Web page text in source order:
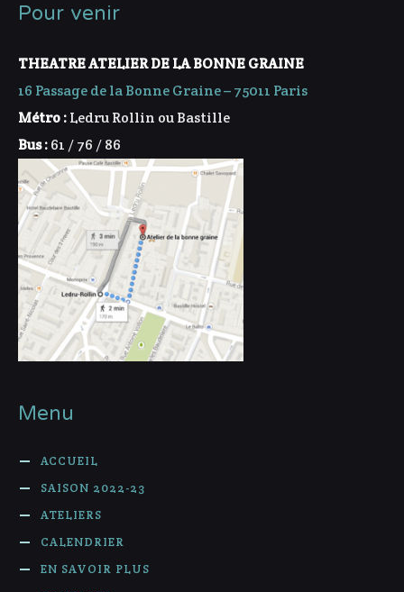
Pour venir
THEATRE ATELIER DE LA BONNE GRAINE
16 Passage de la Bonne Graine – 75011 Paris
Métro :Ledru Rollin ou Bastille
Bus :61 / 76 / 86
Menu
ACCUEIL
SAISON 2022-23
ATELIERS
CALENDRIER
EN SAVOIR PLUS